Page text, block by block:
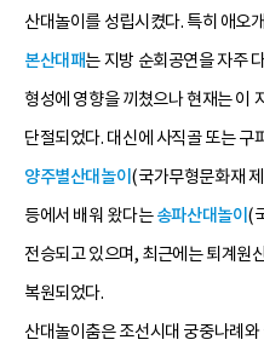
산대놀이를 성립시켰다. 특히 애오
본산대패는 지방 순회공연을 자주
형성에 영향을 끼쳤으나 현재는 이
단절되었다. 대신에 사직골 또는
양주별산대놀이 (국가무형문화재
등에서 배워 왔다는송파산대놀이 (
전승되고 있으며, 최근에는 퇴계
복원되었다.
산대놀이춤은 조선시대 궁중나례